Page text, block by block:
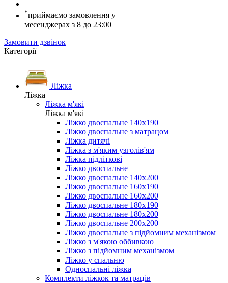
*приймаємо замовлення у
месенджерах з 8 до 23:00
Замовити дзвінок
Категорії
Ліжка
Ліжка
Ліжка м'які
Ліжка м'які
Ліжко двоспальне 140х190
Ліжко двоспальне з матрацом
Ліжка дитячі
Ліжка з м'яким узголів'ям
Ліжка підліткові
Ліжко двоспальне
Ліжко двоспальне 140х200
Ліжко двоспальне 160х190
Ліжко двоспальне 160х200
Ліжко двоспальне 180х190
Ліжко двоспальне 180х200
Ліжко двоспальне 200х200
Ліжко двоспальне з підйомним механізмом
Ліжко з м'якою оббивкою
Ліжко з підйомним механізмом
Ліжко у спальню
Односпальні ліжка
Комплекти ліжкок та матраців